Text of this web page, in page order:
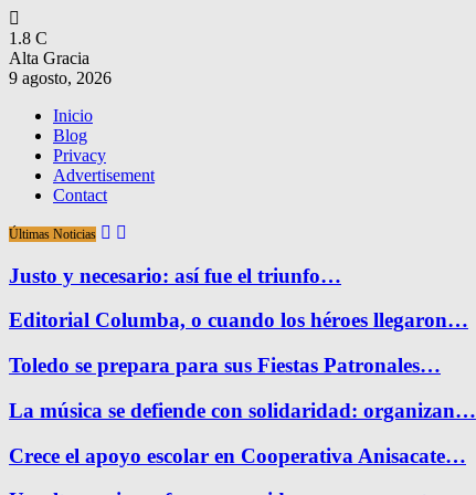
1.8 C
Alta Gracia
9 agosto, 2026
Inicio
Blog
Privacy
Advertisement
Contact
Últimas Noticias
Justo y necesario: así fue el triunfo…
Editorial Columba, o cuando los héroes llegaron…
Toledo se prepara para sus Fiestas Patronales…
La música se defiende con solidaridad: organizan…
Crece el apoyo escolar en Cooperativa Anisacate…